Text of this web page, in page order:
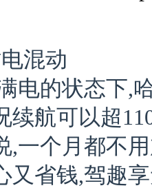
混动
电的状态下,
续航可以超
,一个月都不
又省钱,驾趣